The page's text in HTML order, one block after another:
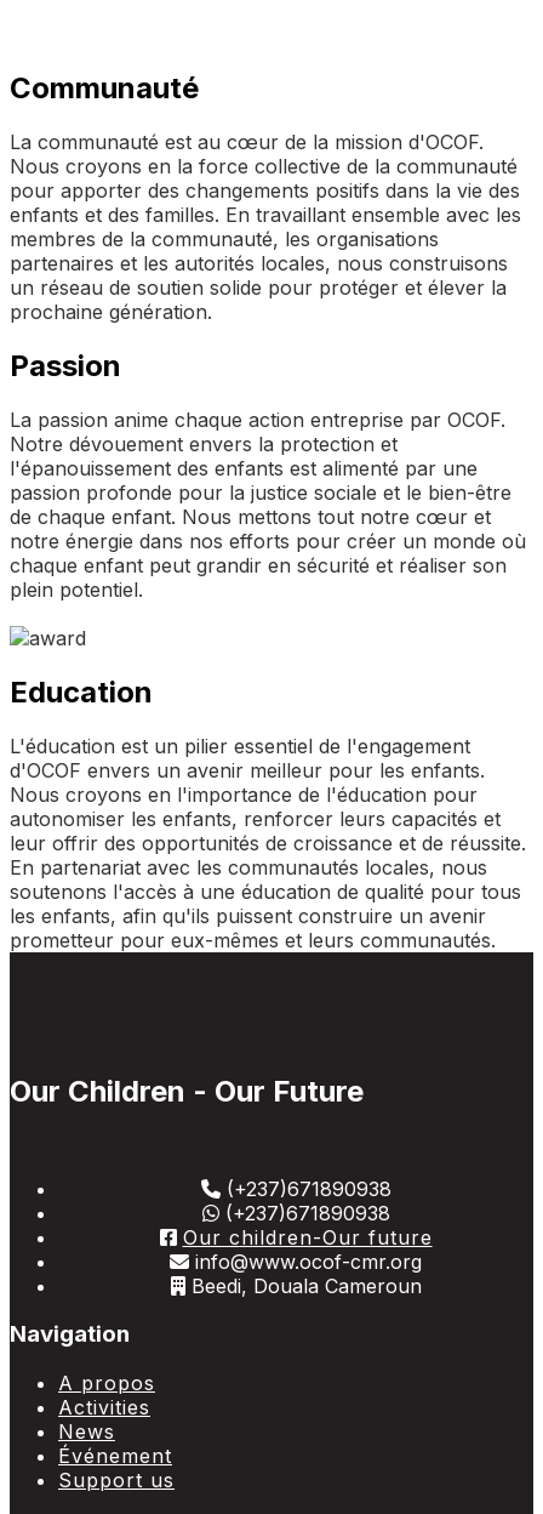
Communauté
La communauté est au cœur de la mission d'OCOF.
Nous croyons en la force collective de la communauté
pour apporter des changements positifs dans la vie des
enfants et des familles. En travaillant ensemble avec les
membres de la communauté, les organisations
partenaires et les autorités locales, nous construisons
un réseau de soutien solide pour protéger et élever la
prochaine génération.
Passion
La passion anime chaque action entreprise par OCOF.
Notre dévouement envers la protection et
l'épanouissement des enfants est alimenté par une
passion profonde pour la justice sociale et le bien-être
de chaque enfant. Nous mettons tout notre cœur et
notre énergie dans nos efforts pour créer un monde où
chaque enfant peut grandir en sécurité et réaliser son
plein potentiel.
Education
L'éducation est un pilier essentiel de l'engagement
d'OCOF envers un avenir meilleur pour les enfants.
Nous croyons en l'importance de l'éducation pour
autonomiser les enfants, renforcer leurs capacités et
leur offrir des opportunités de croissance et de réussite.
En partenariat avec les communautés locales, nous
soutenons l'accès à une éducation de qualité pour tous
les enfants, afin qu'ils puissent construire un avenir
prometteur pour eux-mêmes et leurs communautés.
Our Children - Our Future
(+237)671890938
(+237)671890938
Our children-Our future
info@www.ocof-cmr.org
Beedi, Douala Cameroun
Navigation
A propos
Activities
News
Événement
Support us